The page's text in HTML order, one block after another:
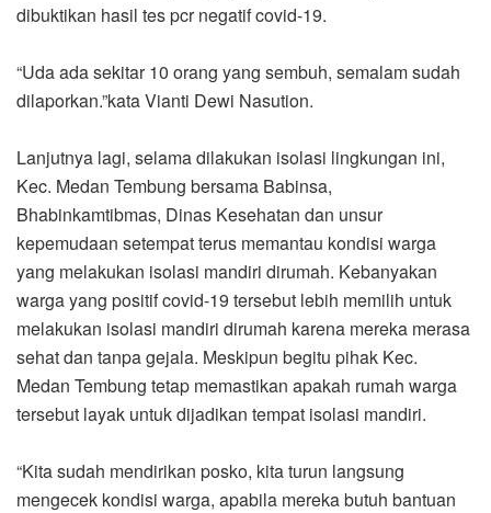
dibuktikan hasil tes pcr negatif covid-19.
“Uda ada sekitar 10 orang yang sembuh, semalam sudah
dilaporkan.”kata Vianti Dewi Nasution.
Lanjutnya lagi, selama dilakukan isolasi lingkungan ini,
Kec. Medan Tembung bersama Babinsa,
Bhabinkamtibmas, Dinas Kesehatan dan unsur
kepemudaan setempat terus memantau kondisi warga
yang melakukan isolasi mandiri dirumah. Kebanyakan
warga yang positif covid-19 tersebut lebih memilih untuk
melakukan isolasi mandiri dirumah karena mereka merasa
sehat dan tanpa gejala. Meskipun begitu pihak Kec.
Medan Tembung tetap memastikan apakah rumah warga
tersebut layak untuk dijadikan tempat isolasi mandiri.
“Kita sudah mendirikan posko, kita turun langsung
mengecek kondisi warga, apabila mereka butuh bantuan